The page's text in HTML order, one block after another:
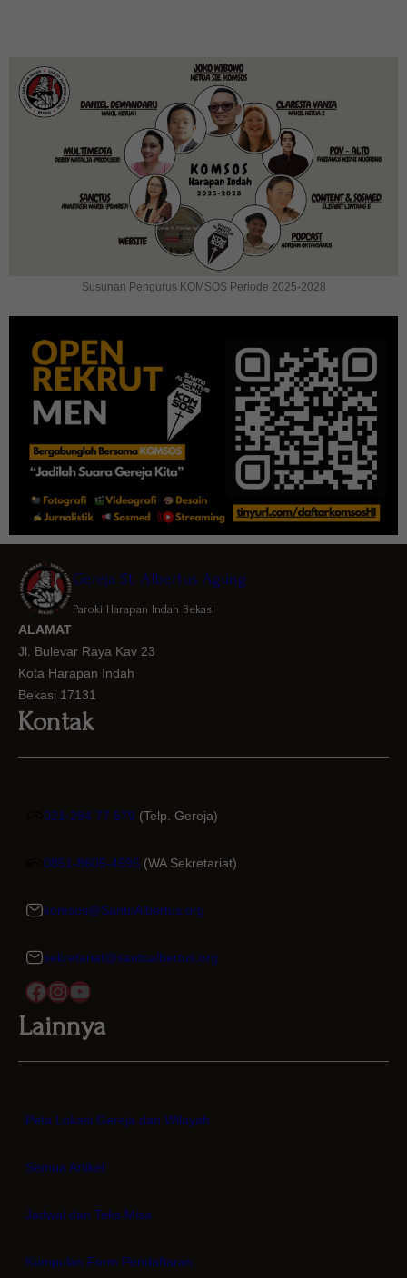
Susunan Pengurus KOMSOS Periode 2025-2028
Gereja St. Albertus Agung
Paroki Harapan Indah Bekasi
ALAMAT
Jl. Bulevar Raya Kav 23
Kota Harapan Indah
Bekasi 17131
Kontak
021-294 77 579 (Telp. Gereja)
0851-8605-4595 (WA Sekretariat)
komsos@SantoAlbertus.org
sekretariat@santoalbertus.org
Lainnya
Peta Lokasi Gereja dan Wilayah
Semua Artikel
Jadwal dan Teks Misa
Kumpulan Form Pendaftaran